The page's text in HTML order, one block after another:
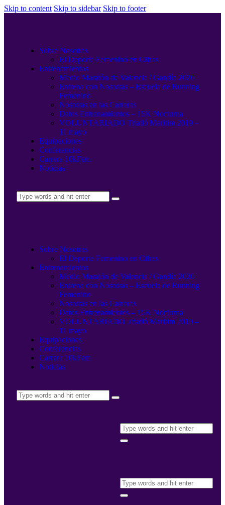
Skip to content Skip to sidebar Skip to footer
Sobre Nosotras
El Deporte Femenino en Cifras
Entrenamientos
Medio Maratón de Valencia / Gandía 2026
Entrena con Nosotras – Escuela de Running
Femenino
Nosotras en las Carreras
Datos Entrenamientos – 15K Nocturna
VOLUNTARIADO Triatló Maritim 2019 –
11 mayo
Equipaciones
Conferencias
Carrera 10kFem
Noticias
Sobre Nosotras
El Deporte Femenino en Cifras
Entrenamientos
Medio Maratón de Valencia / Gandía 2026
Entrena con Nosotras – Escuela de Running
Femenino
Nosotras en las Carreras
Datos Entrenamientos – 15K Nocturna
VOLUNTARIADO Triatló Maritim 2019 –
11 mayo
Equipaciones
Conferencias
Carrera 10kFem
Noticias